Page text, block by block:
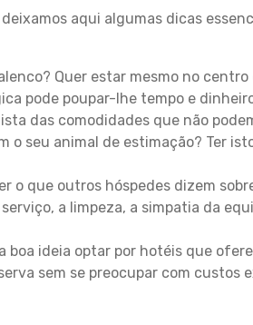
aqui algumas dicas
Quer estar mesmo no
pode poupar-lhe tempo e
das comodidades que não
o seu animal de estimação? Ter
o que outros hóspedes dizem
a limpeza, a simpatia da
boa ideia optar por hotéis que
sem se preocupar com custos